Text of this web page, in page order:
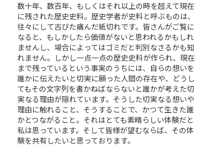
数十年、数百年、もしくはそれ以上の時を超えて現在
に残された歴史史料。歴史学者が史料と呼ぶものは、
往々にして古びた痛んだ紙切れです。皆さんがご覧に
なると、もしかしたら価値がないと思われるかもしれ
ませんし、場合によってはゴミだと判別なさるかも知
れません。しかし一点一点の歴史史料が作られ、現在
まで残っているという事実のうちには、自らの想いを
誰かに伝えたいと切実に願った人間の存在や、どうし
てもその文字列を書かねばならないと誰かが考えた切
実なる理由が隠れています。そうした切実なる想いや
理由に触れること、そうすることで、かつて生きた誰
かとつながること。それはとても素晴らしい体験だと
私は思っています。そして皆様が望むならば、その体
験を共有したいと思っております。